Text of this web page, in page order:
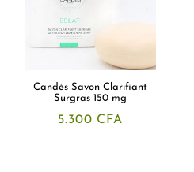
Candés Savon Clarifiant
Surgras 150 mg
5.300 CFA